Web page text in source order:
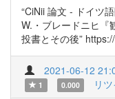
“CiNii 論文 - ドイツ
W.・ブレードニヒ『
投書とその後”
2021-06-12
1
0.000 リ